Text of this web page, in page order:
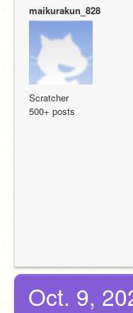
maikurakun_828
Scratcher
500+ posts
Oct. 9,